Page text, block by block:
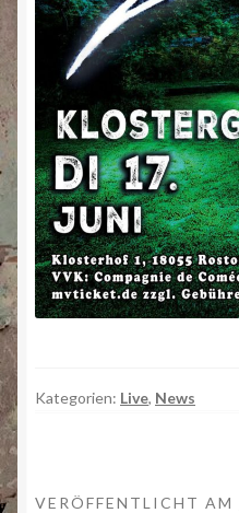
Kategorien: Live, News
VERÖFFENTLICHT AM